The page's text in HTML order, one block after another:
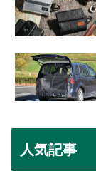
人気記事